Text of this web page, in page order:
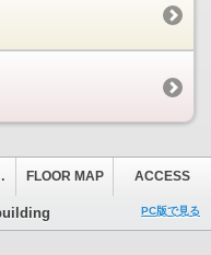
FLOOR MAP ACCESS
PC版で見る